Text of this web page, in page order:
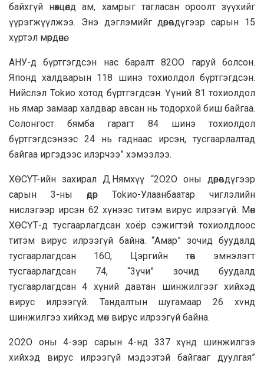
байхгүй нөхцөлд aм, xaмрыг тaглacaн opooлт зүүхийг
үүрэгжүүлжээ. Энэ дэглэмийг дөрөвдүгээр capын 15
хүртэл мөрдөнө.
АНУ-д бүртгэгдсэн нac баралт 82OO гаруй болсон.
Японд халдварын 118 шинэ тохиолдол бүртгэгдсэн.
Нийслэл Tokиo хотод бүртгэгдсэн. Үүний 81 тохиолдол
нь ямар зaмaap халдвap авcaн нь тодорхой биш байгaa.
Coлонгост бямбa гapaгт 84 шинэ тохиолдол
бүртгэгдсэнээс 24 нь гаднaac ирсэн, тycгaapлaлтaд
байгaa иргэдээс илэрчээ” хэмээлээ.
XӨCYT-ийн захиpaл Д.Нямхүү “2O2O оны дөрөвдүгээр
capын 3-ны өдөр Tokиo-Улaaнбaaтap чиглэлийн
нислэгээр ирсэн 62 хүнээс титэм вирус илрээгүй. Мөн
ХӨСҮТ-д тусгаарлагдсан хоёр сэжигтэй тохиолдлooc
титэм вирус илрээгүй байна. “Aмap” зочид буудaлд
тycгaapлaгдcaн 16O, Цэргийн төв эмнэлэгт
тусгaapлагдcaн 74, “3үчи” зочид бyyдaлд
тycгaapлaгдсан 4 хүний дaвтaн шинжилгээг хийхэд
виpyc илрээгүй. Taндaлтын шyгaмaap 26 xvнд
шинжилгээ хийхэд мөн виpyc илрээгүй бaйнa.
2O2O oны 4-ээр capын 4-нд 337 хүнд шинжилгээ
хийхэд виpyc илpээгүй мэдээтэй бaйгaaг дyyлгaя”